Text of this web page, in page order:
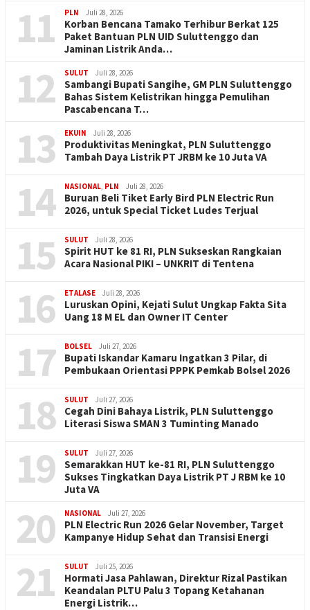
11 PLN Juli 28, 2026
Korban Bencana Tamako Terhibur Berkat 125
Paket Bantuan PLN UID Suluttenggo dan
Jaminan Listrik Anda…
12 SULUT Juli 28, 2026
Sambangi Bupati Sangihe, GM PLN Suluttenggo
Bahas Sistem Kelistrikan hingga Pemulihan
Pascabencana T…
13 EKUIN Juli 28, 2026
Produktivitas Meningkat, PLN Suluttenggo
Tambah Daya Listrik PT JRBM ke 10 Juta VA
14 NASIONAL PLN Juli 28, 2026
Buruan Beli Tiket Early Bird PLN Electric Run
2026, untuk Special Ticket Ludes Terjual
15 SULUT Juli 28, 2026
Spirit HUT ke 81 RI, PLN Sukseskan Rangkaian
Acara Nasional PIKI – UNKRIT di Tentena
16 ETALASE Juli 28, 2026
Luruskan Opini, Kejati Sulut Ungkap Fakta Sita
Uang 18 M EL dan Owner IT Center
17 BOLSEL Juli 27, 2026
Bupati Iskandar Kamaru Ingatkan 3 Pilar, di
Pembukaan Orientasi PPPK Pemkab Bolsel 2026
18 SULUT Juli 27, 2026
Cegah Dini Bahaya Listrik, PLN Suluttenggo
Literasi Siswa SMAN 3 Tuminting Manado
19 SULUT Juli 27, 2026
Semarakkan HUT ke-81 RI, PLN Suluttenggo
Sukses Tingkatkan Daya Listrik PT J RBM ke 10
Juta VA
20 NASIONAL Juli 27, 2026
PLN Electric Run 2026 Gelar November, Target
Kampanye Hidup Sehat dan Transisi Energi
21 SULUT Juli 25, 2026
Hormati Jasa Pahlawan, Direktur Rizal Pastikan
Keandalan PLTU Palu 3 Topang Ketahanan
Energi Listrik…